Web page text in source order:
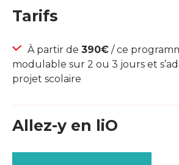
Tarifs
À partir de 390€ / ce
modulable sur 2 ou 3 jours et
projet scolaire
Allez-y en liO